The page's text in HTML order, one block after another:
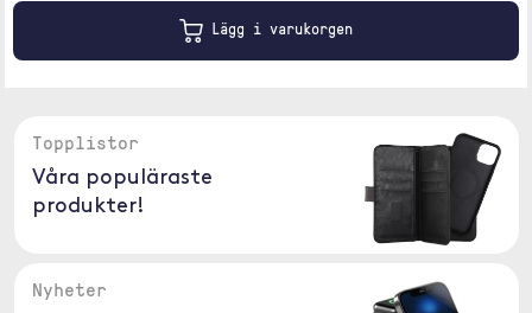
Lägg i varukorgen
Topplistor
Våra populäraste
produkter!
Nyheter